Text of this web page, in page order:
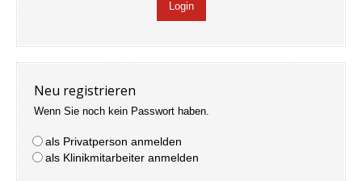
Neu registrieren
Wenn Sie noch kein Passwort haben.
als Privatperson anmelden
als Klinikmitarbeiter anmelden